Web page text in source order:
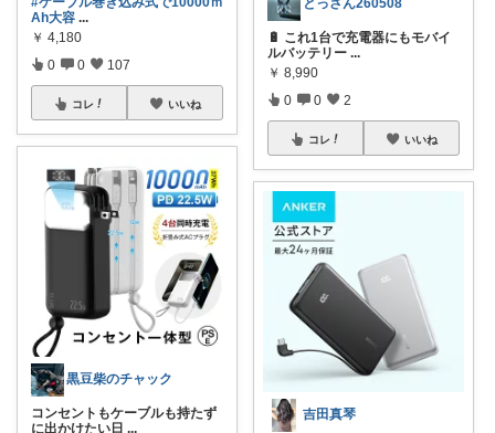
Ah大容 ...
￥ 4,180
0 0 107
コレ いいね
黒豆柴のチャック
コンセントもケーブルも持たず
に出かけたい日 ...
とっさん260508
🔋 これ1台で充電器にもモバイ
ルバッテリー ...
￥ 8,990
0 0 2
コレ いいね
吉田真琴